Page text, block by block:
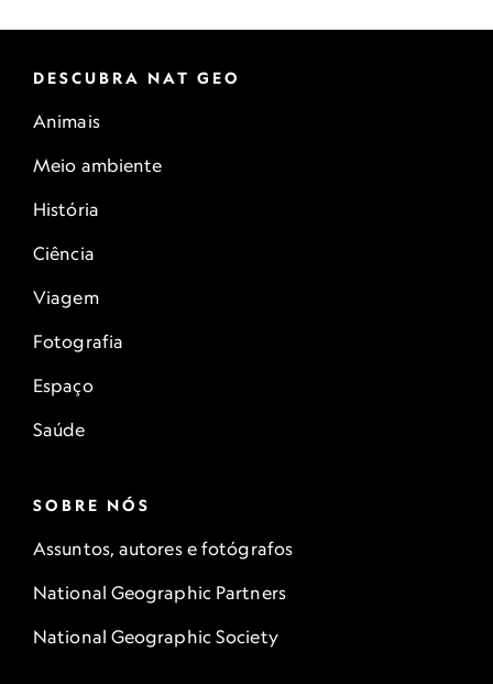
DESCUBRA NAT GEO
Animais
Meio ambiente
História
Ciência
Viagem
Fotografia
Espaço
Saúde
SOBRE NÓS
Assuntos, autores e fotógrafos
National Geographic Partners
National Geographic Society